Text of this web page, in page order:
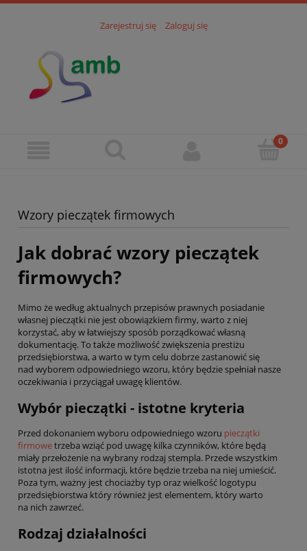
Zarejestruj się Zaloguj się
Wzory pieczątek firmowych
Jak dobrać wzory pieczątek
firmowych?
Mimo że według aktualnych przepisów prawnych posiadanie
własnej pieczątki nie jest obowiązkiem firmy, warto z niej
korzystać, aby w łatwiejszy sposób porządkować własną
dokumentację. To także możliwość zwiększenia prestiżu
przedsiębiorstwa, a warto w tym celu dobrze zastanowić się
nad wyborem odpowiedniego wzoru, który będzie spełniał nasze
oczekiwania i przyciągał uwagę klientów.
Wybór pieczątki - istotne kryteria
Przed dokonaniem wyboru odpowiedniego wzoru pieczątki
firmowetrzeba wziąć pod uwagę kilka czynników, które będą
miały przełożenie na wybrany rodzaj stempla. Przede wszystkim
istotna jest ilość informacji, które będzie trzeba na niej umieścić.
Poza tym, ważny jest chociażby typ oraz wielkość logotypu
przedsiębiorstwa który również jest elementem, który warto
na nich zawrzeć.
Rodzaj działalności